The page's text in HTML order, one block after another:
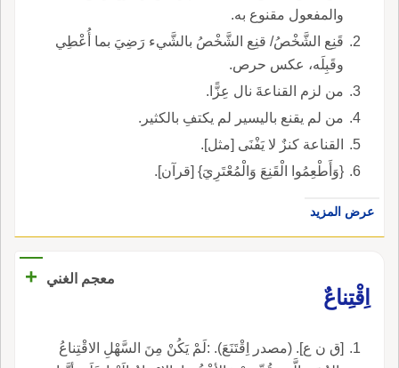
والمفعول مقنوع به.
قَنِع الشَّخْصُ/ قنِع الشَّخْصُ بالشَّيء رَضِيَ بما أُعْطِي
وقَبِلَه، عكس حرص.
من لزم القناعةَ نال عِزًّا.
من لم يقنع باليسير لم يكتفِ بالكثير.
القناعة كنزٌ لا يَفْنَى [مثل].
{وَأَطْعِمُوا الْقَنِعَ وَالْمُعْتَرِيَ} [قرآن].
عرض المزيد
معجم الغني
+
اِقْتِناعٌ
[ق ن ع]. (مصدر اِقْتَنَعَ). :لَمْ يَكُنْ مِنَ السَّهْلِ الاقْتِناعُ